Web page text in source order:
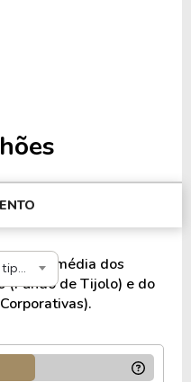
Mesmo tipo e segmento
com a média dos
(Fundo de Tijolo) e do